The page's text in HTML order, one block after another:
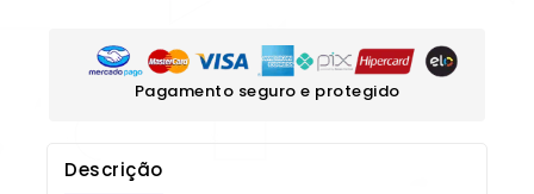
Pagamento seguro e protegido
Descrição